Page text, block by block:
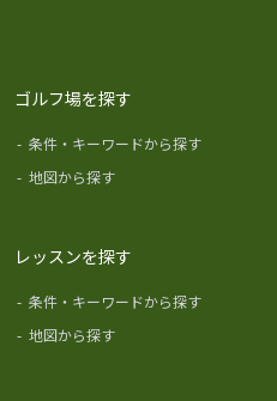
ゴルフ場を探す
- 条件・キーワードから探す
- 地図から探す
レッスンを探す
- 条件・キーワードから探す
- 地図から探す